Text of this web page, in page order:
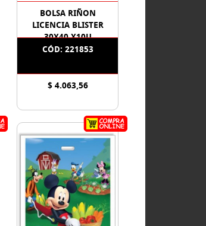
BOLSA RIÑON
LICENCIA BLISTER
30X40 X10U
CÓD: 221853
$ 4.063,56